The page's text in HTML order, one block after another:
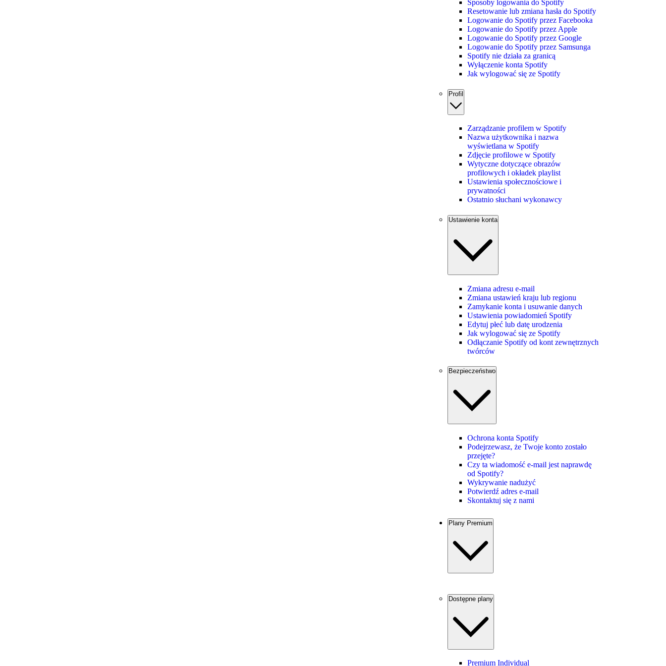
Sposoby logowania do Spotify
Resetowanie lub zmiana hasła do Spotify
Logowanie do Spotify przez Facebooka
Logowanie do Spotify przez Apple
Logowanie do Spotify przez Google
Logowanie do Spotify przez Samsunga
Spotify nie działa za granicą
Wyłączenie konta Spotify
Jak wylogować się ze Spotify
Profil
Zarządzanie profilem w Spotify
Nazwa użytkownika i nazwa
wyświetlana w Spotify
Zdjęcie profilowe w Spotify
Wytyczne dotyczące obrazów
profilowych i okładek playlist
Ustawienia społecznościowe i
prywatności
Ostatnio słuchani wykonawcy
Ustawienie konta
Zmiana adresu e-mail
Zmiana ustawień kraju lub regionu
Zamykanie konta i usuwanie danych
Ustawienia powiadomień Spotify
Edytuj płeć lub datę urodzenia
Jak wylogować się ze Spotify
Odłączanie Spotify od kont zewnętrznych
twórców
Bezpieczeństwo
Ochrona konta Spotify
Podejrzewasz, że Twoje konto zostało
przejęte?
Czy ta wiadomość e-mail jest naprawdę
od Spotify?
Wykrywanie nadużyć
Potwierdź adres e-mail
Skontaktuj się z nami
Plany Premium
Dostępne plany
Premium Individual